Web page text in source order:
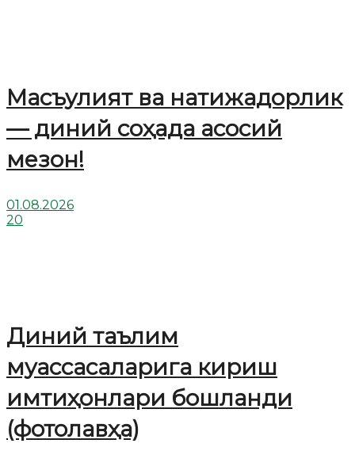
Масъулият ва натижадорлик
— диний соҳада асосий
мезон!
01.08.2026
20
Диний таълим
муассасаларига кириш
имтиҳонлари бошланди
(фотолавҳа)